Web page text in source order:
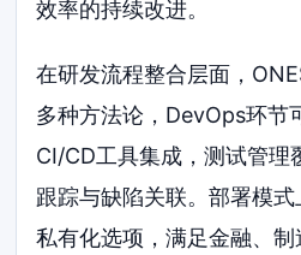
效率的持续改进。
在研发流程整合层面，
多种方法论，DevOps环节
CI/CD工具集成，测试管理
跟踪与缺陷关联。部署模
私有化选项，满足金融、